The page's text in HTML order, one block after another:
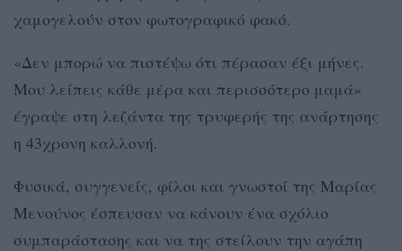
χαμογελούν στον φωτογραφικό φακό.
«Δεν μπορώ να πιστέψω ότι πέρασαν έξι μήνες.
Μου λείπεις κάθε μέρα και περισσότερο μαμά»
έγραψε στη λεζάντα της τρυφερής της ανάρτησης
η 43χρονη καλλονή.
Φυσικά, συγγενείς, φίλοι και γνωστοί της Μαρίας
Μενούνος έσπευσαν να κάνουν ένα σχόλιο
συμπαράστασης και να της στείλουν την αγάπη